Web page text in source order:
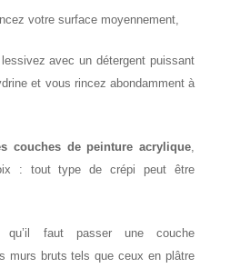
votre surface moyennement,
avec un détergent puissant
et vous rincez abondamment à
couches de peinture acrylique,
: tout type de crépi peut être
qu’il faut passer une couche
murs bruts tels que ceux en plâtre